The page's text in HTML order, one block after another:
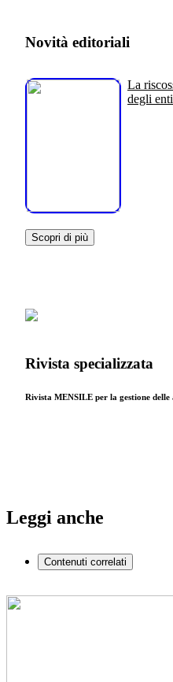
Novità editoriali
La
degli
Scopri di più
Rivista specializzata
Rivista MENSILE per la gestione
Leggi anche
Contenuti correlati